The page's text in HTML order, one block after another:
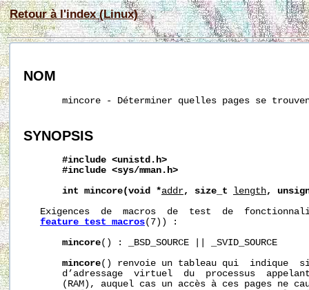
Retour à l'index (Linux)
NOM
mincore - Déterminer quelles pages se
SYNOPSIS
#include <unistd.h>
#include <sys/mman.h>
int mincore(void *addr, size_t length,
Exigences  de  macros  de  test  de
feature_test_macros(7)) :
mincore() : _BSD_SOURCE || _SVID_SOURCE
mincore() renvoie un tableau qui  indique
d’adressage  virtuel  du  processus
(RAM), auquel cas un accès à ces pages ne